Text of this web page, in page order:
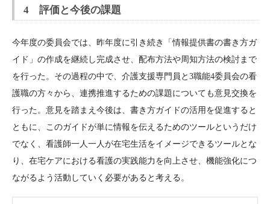
4 評価と今後の課題
今年度の委員会では、昨年度に引き続き「情報提供書の書き方ガ
イド」の作成を継続し完成させ、配布方法や周知方法の検討まで
を行った。その過程の中で、介護支援専門員と3職能4委員会の看
護職の方々から、連携推進するための課題についても意見交換を
行った。意見を踏まえ今後は、書き方ガイドの活用を促進すると
ともに、このガイドが単に情報を伝えるためのツールというだけ
でなく、看護師一人一人が在宅生活をイメージできるツールとな
り、在宅ケアにおける看護の実践能力を向上させ、機能強化につ
ながるよう活動していく必要があると考える。